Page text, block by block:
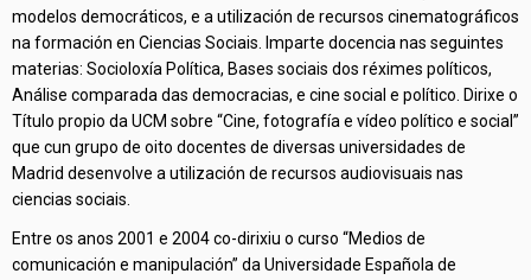
modelos democráticos, e a utilización de recursos cinematográficos
na formación en Ciencias Sociais. Imparte docencia nas seguintes
materias: Socioloxía Política, Bases sociais dos réximes políticos,
Análise comparada das democracias, e cine social e político. Dirixe o
Título propio da UCM sobre “Cine, fotografía e vídeo político e social”
que cun grupo de oito docentes de diversas universidades de
Madrid desenvolve a utilización de recursos audiovisuais nas
ciencias sociais.
Entre os anos 2001 e 2004 co-dirixiu o curso “Medios de
comunicación e manipulación” da Universidade Española de